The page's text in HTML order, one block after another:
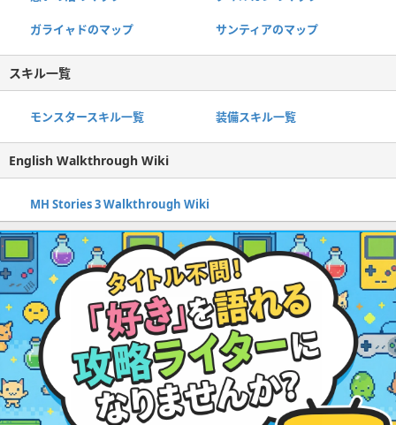
ガライャドのマップ サンティアのマップ
スキル一覧
モンスタースキル一覧 装備スキル一覧
English Walkthrough Wiki
MH Stories 3 Walkthrough Wiki